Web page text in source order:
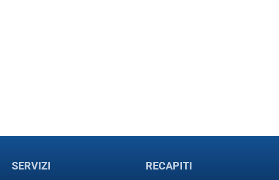
SERVIZI RECAPITI